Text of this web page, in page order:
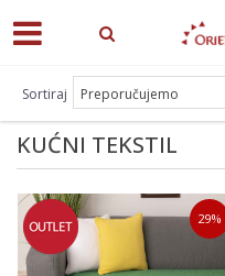
ODEĆA -30% /
KUĆNI TEKSTIL
Sortiraj
29%